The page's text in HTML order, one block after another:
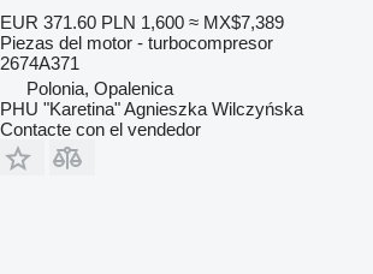
EUR 371.60 PLN 1,600 ≈ MX$7,389
Piezas del motor - turbocompresor
2674A371
Polonia, Opalenica
PHU "Karetina" Agnieszka Wilczyńska
Contacte con el vendedor